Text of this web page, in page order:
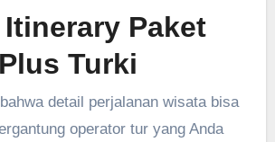
Paket
Turki
detail perjalanan wisata bisa
operator tur yang Anda